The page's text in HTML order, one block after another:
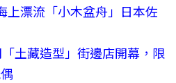
上漂流「小木盆舟」日本佐
土藏造型」街邊店開幕，限